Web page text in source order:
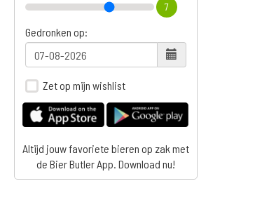
7
Gedronken op:
Zet op mijn wishlist
Altijd jouw favoriete bieren op zak met
de Bier Butler App. Download nu!